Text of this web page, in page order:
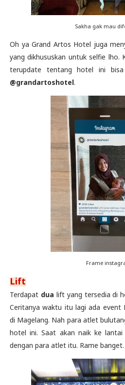
Sakha gak mau
Oh ya Grand Artos Hotel juga
yang dikhususkan untuk selfie lho.
terupdate tentang hotel ini
@grandartoshotel.
Frame
Lift
Terdapat dua lift yang tersedia di
Ceritanya waktu itu lagi ada event
di Magelang. Nah para atlet
hotel ini. Saat akan naik ke lantai
dengan para atlet itu. Rame banget.